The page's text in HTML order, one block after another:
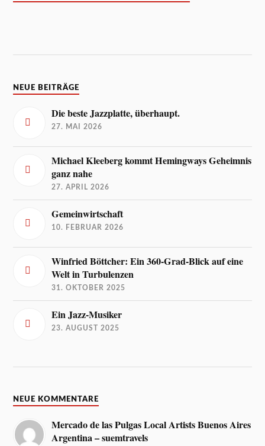
NEUE BEITRÄGE
Die beste Jazzplatte, überhaupt.
27. MAI 2026
Michael Kleeberg kommt Hemingways Geheimnis
ganz nahe
27. APRIL 2026
Gemeinwirtschaft
10. FEBRUAR 2026
Winfried Böttcher: Ein 360-Grad-Blick auf eine
Welt in Turbulenzen
31. OKTOBER 2025
Ein Jazz-Musiker
23. AUGUST 2025
NEUE KOMMENTARE
Mercado de las Pulgas Local Artists Buenos Aires
Argentina – suemtravels